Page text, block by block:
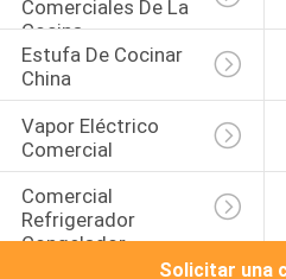
Comerciales De La
Cocina
Estufa De Cocinar
China
Vapor Eléctrico
Comercial
Comercial
Refrigerador
Congelador
Solicitar una